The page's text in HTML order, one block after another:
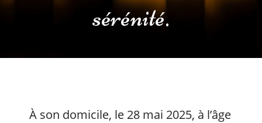
sérénité.
À son domicile, le 28 mai 2025, à l’âge